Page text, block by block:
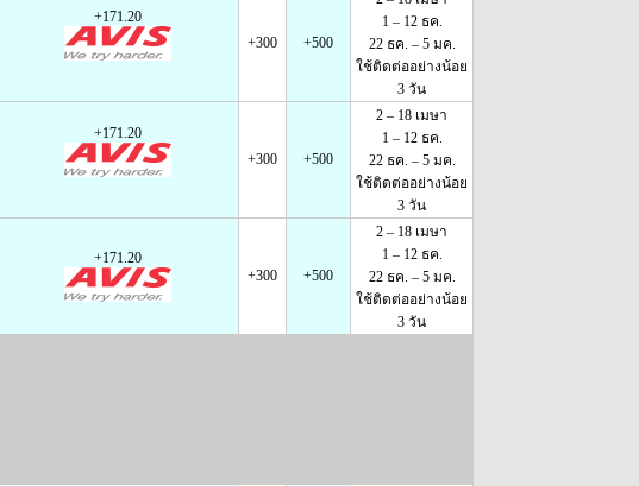
+171.20
+300
+500
1 – 12 ธค.
22 ธค. – 5 มค.
ใช้ติดต่ออย่างน้อย
3 วัน
+171.20
+300
+500
2 – 18 เมษา
1 – 12 ธค.
22 ธค. – 5 มค.
ใช้ติดต่ออย่างน้อย
3 วัน
+171.20
+300
+500
2 – 18 เมษา
1 – 12 ธค.
22 ธค. – 5 มค.
ใช้ติดต่ออย่างน้อย
3 วัน